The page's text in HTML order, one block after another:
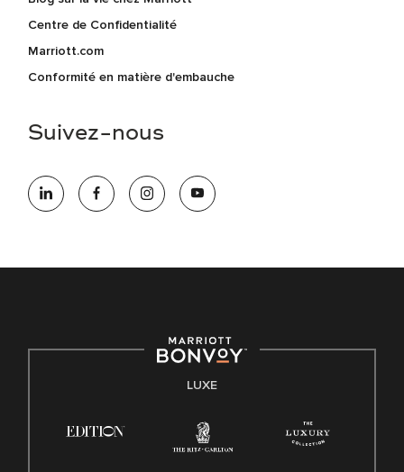
Centre de Confidentialité
Marriott.com
Conformité en matière d'embauche
Suivez-nous
LUXE